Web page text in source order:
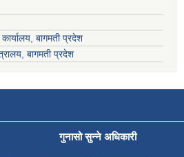
बागमती प्रदेश
बागमती प्रदेश
गुनासो सुन्ने अधिकारी